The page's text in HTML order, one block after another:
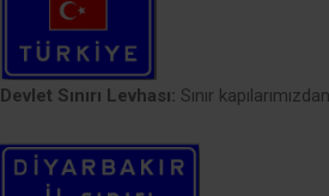
Devlet Sınırı Levhası: Sınır